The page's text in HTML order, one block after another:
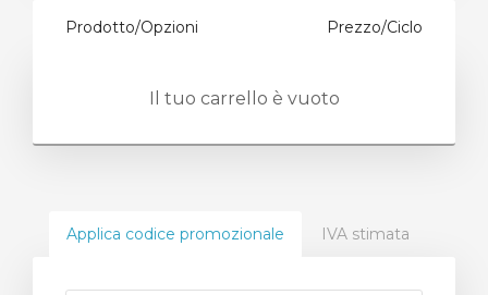
Prodotto/Opzioni Prezzo/Ciclo
Il tuo carrello è vuoto
Applica codice promozionale IVA stimata